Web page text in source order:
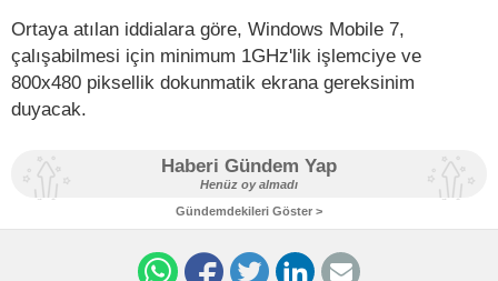
Ortaya atılan iddialara göre, Windows Mobile 7,
çalışabilmesi için minimum 1GHz'lik işlemciye ve
800x480 piksellik dokunmatik ekrana gereksinim
duyacak.
Haberi Gündem Yap
Henüz oy almadı
Gündemdekileri Göster >